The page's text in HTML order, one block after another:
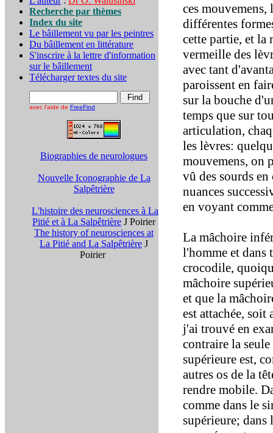
Recherche par thèmes
Index du site
Le bâillement vu par les peintres
Du bâillement en littérature
S'inscrire à la lettre d'information
sur le bâillement
Télécharger textes du site
avec l'aide de FreeFind
Biographies de neurologues
Nouvelle Iconographie de La
Salpêtrière
L'histoire des neurosciences à La
Pitié et à La Salpêtrière J Poirier
The history of neurosciences at
La Pitié and La Salpêtrière J
Poirier
ces mouvemens,
différentes
cette partie, et la
vermeille des
avec tant
paroissent en
sur la bouche
temps que sur
articulation,
les lèvres:
mouvemens, on
vû des sourds
nuances
en voyant
La mâchoire
l'homme et dans
crocodile,
mâchoire
et que la
est attachée,
j'ai trouvé en
contraire la
supérieure est,
autres os de la
rendre mobile.
comme dans le
supérieure;